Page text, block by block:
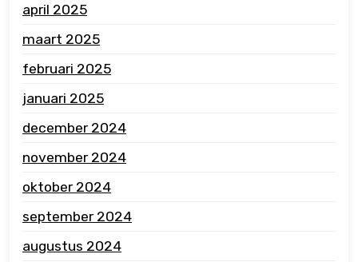
april 2025
maart 2025
februari 2025
januari 2025
december 2024
november 2024
oktober 2024
september 2024
augustus 2024